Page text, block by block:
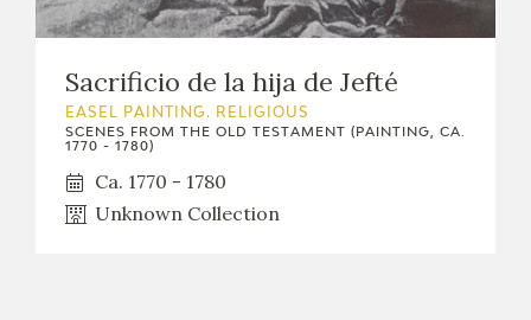
CATÁLOGO
Sacrificio de la hija de Jefté
EASEL PAINTING. RELIGIOUS
SCENES FROM THE OLD TESTAMENT (PAINTING, CA.
1770 - 1780)
Ca. 1770 - 1780
Unknown Collection